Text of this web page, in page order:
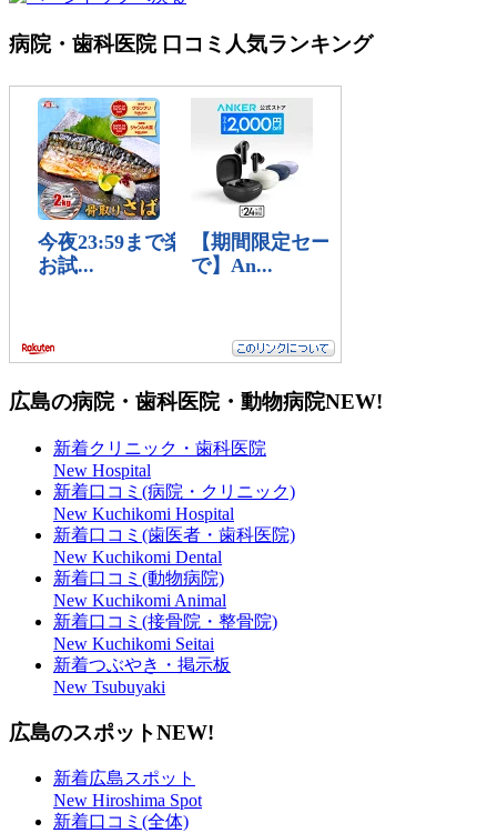
病院・歯科医院 口コミ人気ランキング
広島の病院・歯科医院・動物病院NEW!
新着クリニック・歯科医院
New Hospital
新着口コミ(病院・クリニック)
New Kuchikomi Hospital
新着口コミ(歯医者・歯科医院)
New Kuchikomi Dental
新着口コミ(動物病院)
New Kuchikomi Animal
新着口コミ(接骨院・整骨院)
New Kuchikomi Seitai
新着つぶやき・掲示板
New Tsubuyaki
広島のスポットNEW!
新着広島スポット
New Hiroshima Spot
新着口コミ(全体)